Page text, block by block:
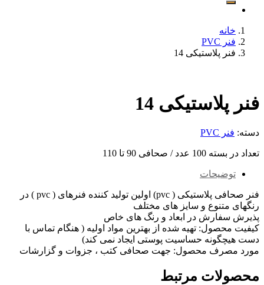
خانه
فنر PVC
فنر پلاستیکی 14
فنر پلاستیکی 14
دسته: فنر PVC
تعداد در بسته 100 عدد / صحافی 90 تا 110
توضیحات
فنر صحافی پلاستیکی ( pvc) اولین تولید کننده فنرهای ( pvc ) در
رنگهای متنوع و سایز های مختلف
پذیرش سفارش در ابعاد و رنگ های خاص
کیفیت محصول: تهیه شده از بهترین مواد اولیه ( هنگام تماس با
دست هیچگونه حساسیت پوستی ایجاد نمی کند)
مورد مصرف محصول: جهت صحافی کتب ، جزوات و گزارشات
محصولات مرتبط